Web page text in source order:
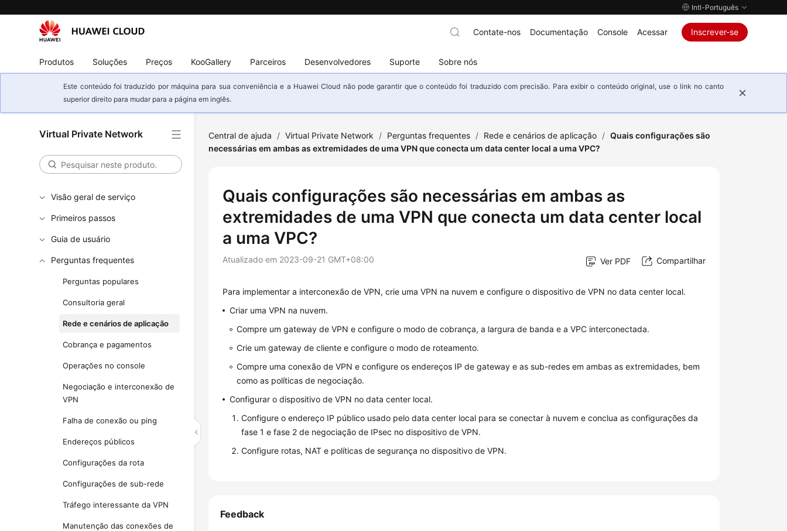
Intl-Português
Produtos Soluções Preços KooGallery Parceiros Desenvolvedores Suporte Sobre nós
Contate-nos Documentação Console Acessar Inscrever-se
Este conteúdo foi traduzido por máquina para sua conveniência e a Huawei Cloud não pode garantir que o conteúdo foi traduzido com precisão. Para exibir o conteúdo original, use o link no canto
superior direito para mudar para a página em inglês.
Virtual Private Network
Visão geral de serviço
Primeiros passos
Guia de usuário
Perguntas frequentes
Perguntas populares
Consultoria geral
Rede e cenários de aplicação
Cobrança e pagamentos
Operações no console
Negociação e interconexão de
VPN
Falha de conexão ou ping
Endereços públicos
Configurações da rota
Configurações de sub-rede
Tráfego interessante da VPN
Manutenção das conexões de
Central de ajuda / Virtual Private Network / Perguntas frequentes / Rede e cenários de aplicação / Quais configurações são
necessárias em ambas as extremidades de uma VPN que conecta um data center local a uma VPC?
Quais configurações são necessárias em ambas as
extremidades de uma VPN que conecta um data center local
a uma VPC?
Atualizado em 2023-09-21 GMT+08:00 Ver PDF Compartilhar
Para implementar a interconexão de VPN, crie uma VPN na nuvem e configure o dispositivo de VPN no data center local.
Criar uma VPN na nuvem.
Compre um gateway de VPN e configure o modo de cobrança, a largura de banda e a VPC interconectada.
Crie um gateway de cliente e configure o modo de roteamento.
Compre uma conexão de VPN e configure os endereços IP de gateway e as sub-redes em ambas as extremidades, bem
como as políticas de negociação.
Configurar o dispositivo de VPN no data center local.
Configure o endereço IP público usado pelo data center local para se conectar à nuvem e conclua as configurações da
fase 1 e fase 2 de negociação de IPsec no dispositivo de VPN.
Configure rotas, NAT e políticas de segurança no dispositivo de VPN.
Feedback